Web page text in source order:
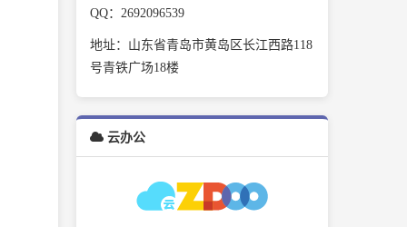
QQ：2692096539
地址：山东省青岛市黄岛区长江西路118
号青铁广场18楼
云办公